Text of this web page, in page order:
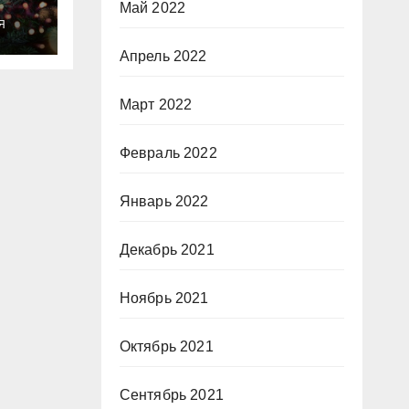
Май 2022
Апрель 2022
Март 2022
Февраль 2022
Январь 2022
Декабрь 2021
Ноябрь 2021
Октябрь 2021
Сентябрь 2021